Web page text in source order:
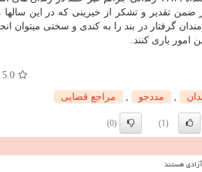
ضمن تقدیر و تشكر از خیرینی كه در این
گرفتار در بند را به كندی و سختی
امور یاری كنند.
5.0
مددجو مراجع قضایی
(1)
(0)